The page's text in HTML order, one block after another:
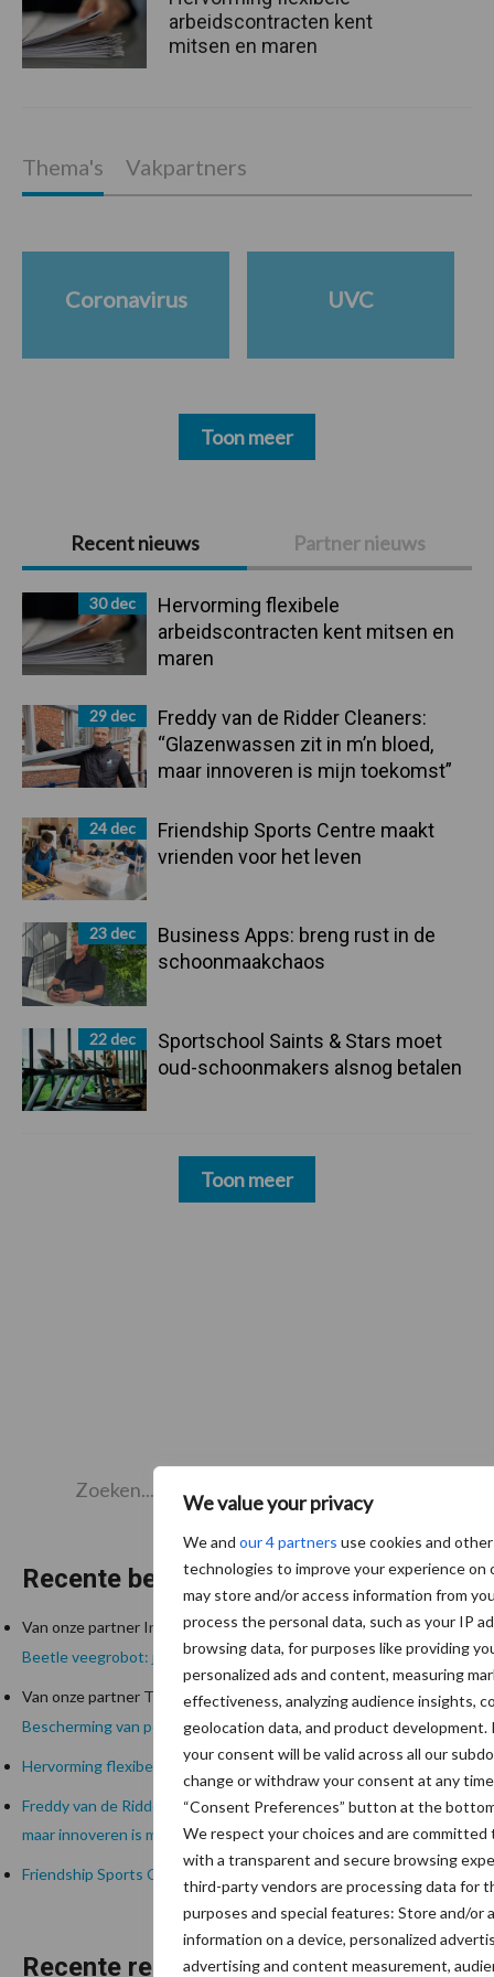
We value your privacy
We and our 4 partners use cookies and
technologies to improve your experience on
may store and/or access information from
process the personal data, such as your IP
browsing data, for purposes like providing
personalized ads and content, measuring
effectiveness, analyzing audience insights,
geolocation data, and product
your consent will be valid across all our
change or withdraw your consent at any
“Consent Preferences” button at the
We respect your choices and are committed
with a transparent and secure browsing
third-party vendors are processing data for
purposes and special features: Store and/or
information on a device, personalized
advertising and content measurement,
Primaire
Sidebar
Recent nieuws Partner nieuws
30 dec
Hervorming flexibele
arbeidscontracten kent mitsen en
maren
29 dec
Freddy van de Ridder Cleaners:
“Glazenwassen zit in m’n bloed,
maar innoveren is mijn toekomst”
24 dec
Friendship Sports Centre maakt
vrienden voor het leven
23 dec
Business Apps: breng rust in de
schoonmaakchaos
22 dec
Sportschool Saints & Stars moet
oud-schoonmakers alsnog betalen
Toon meer
Recente berichten
Van onze partner Innovi
Beetle veegrobot: jouw slimme hulp op de werkvloer
Van onze partner The Legal Company
Bescherming van persoonsgegevens: grip op de risico’s
Hervorming flexibele arbeidscontracten kent mitsen en maren
Freddy van de Ridder Cleaners: “Glazenwassen zit in m’n bloed,
maar innoveren is mijn toekomst”
Friendship Sports Centre maakt vrienden voor het leven
Recente reacties
arbeidscontracten kent
mitsen en maren
Thema's Vakpartners
Coronavirus UVC
Toon meer